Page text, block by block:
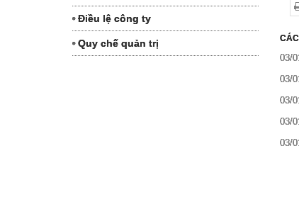
Điều lệ công ty
Quy chế quản trị
03/
03/
03/
03/
03/